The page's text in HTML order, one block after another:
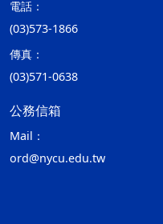
電話：
(03)573-1866
傳真：
(03)571-0638
公務信箱
Mail：
ord@nycu.edu.tw